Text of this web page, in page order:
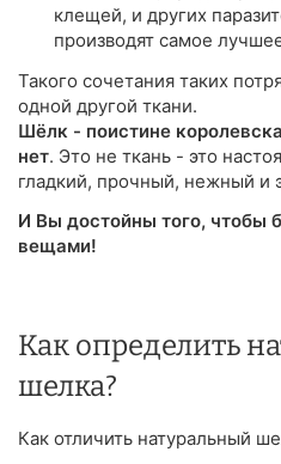
клещей, и других
производят самое
Такого сочетания таких
одной другой ткани.
Шёлк - поистине
нет. Это не ткань - это
гладкий, прочный, нежный и
И Вы достойны того, чтобы
вещами!
Как определить
шелка?
Как отличить натуральный